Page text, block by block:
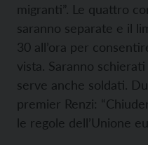
migranti”. Le quattro
saranno separate e il
30 all’ora per
vista. Saranno
serve anche soldati.
premier Renzi:
le regole dell’Unione